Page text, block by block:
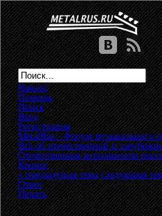
Начало
Помощь
Поиск
Вход
Регистрация
MetalRus - Форум музыкального
Всё об отечественной и
Отечественные исполнители
Кронос
« предыдущая тема следующая
Ответ
Печать